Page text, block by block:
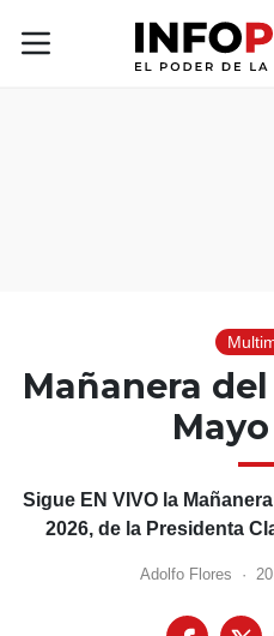
Mañanera
Sigue EN VIVO la
2026, de la Presidenta
Adolfo Flores ·